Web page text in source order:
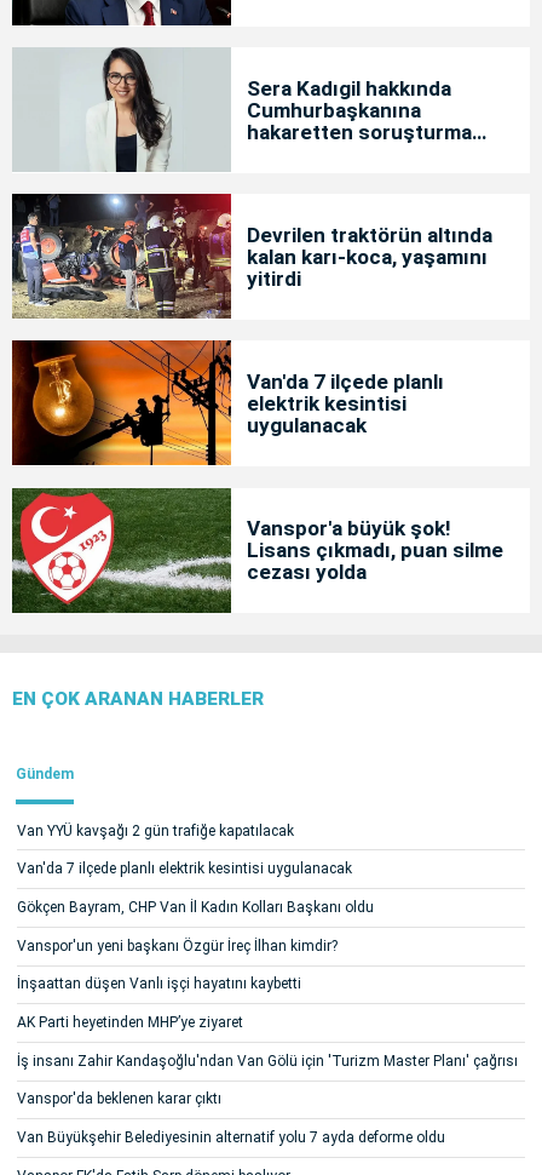
Sera Kadıgil hakkında
Cumhurbaşkanına
hakaretten soruşturma
Devrilen traktörün altında
kalan karı-koca, yaşamını
yitirdi
Van'da 7 ilçede planlı
elektrik kesintisi
uygulanacak
Vanspor'a büyük şok!
Lisans çıkmadı, puan silme
cezası yolda
EN ÇOK ARANAN HABERLER
Gündem
Van YYÜ kavşağı 2 gün trafiğe kapatılacak
Van'da 7 ilçede planlı elektrik kesintisi uygulanacak
Gökçen Bayram, CHP Van İl Kadın Kolları Başkanı oldu
Vanspor'un yeni başkanı Özgür İreç İlhan kimdir?
İnşaattan düşen Vanlı işçi hayatını kaybetti
AK Parti heyetinden MHP’ye ziyaret
İş insanı Zahir Kandaşoğlu'ndan Van Gölü için 'Turizm Master Planı' çağrısı
Vanspor'da beklenen karar çıktı
Van Büyükşehir Belediyesinin alternatif yolu 7 ayda deforme oldu